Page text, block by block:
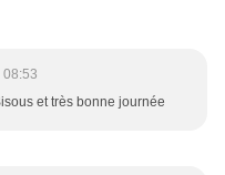
et très bonne journée